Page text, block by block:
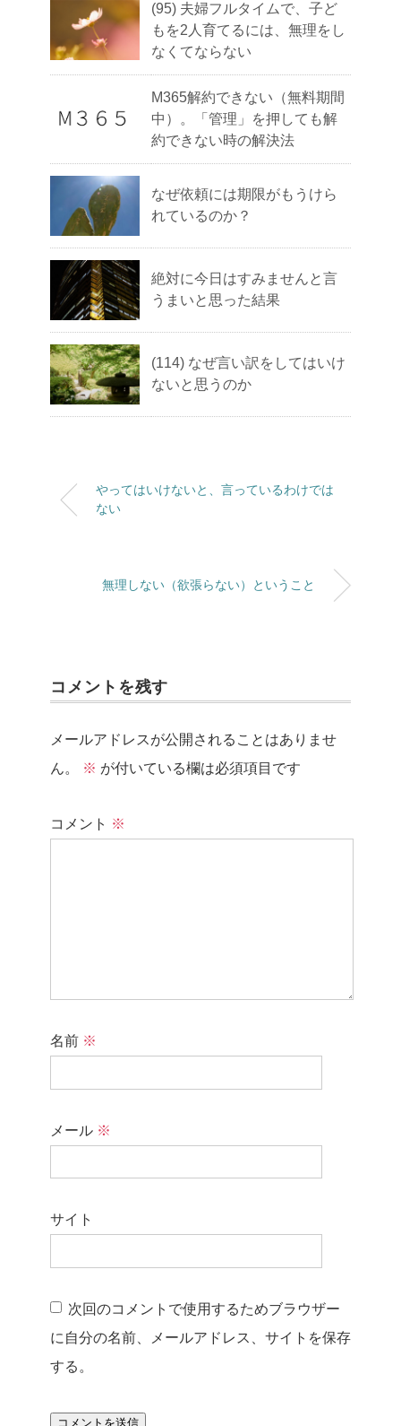
(95) 夫婦フルタイムで、子ど
もを2人育てるには、無理をし
なくてならない
M365解約できない（無料期間
中）。「管理」を押しても解
約できない時の解決法
なぜ依頼には期限がもうけら
れているのか？
絶対に今日はすみませんと言
うまいと思った結果
(114) なぜ言い訳をしてはいけ
ないと思うのか
やってはいけないと、言っているわけでは
ない
無理しない（欲張らない）ということ
コメントを残す
メールアドレスが公開されることはありませ
ん。
※ が付いている欄は必須項目です
コメント ※
名前 ※
メール ※
サイト
次回のコメントで使用するためブラウザー
に自分の名前、メールアドレス、サイトを保存
する。